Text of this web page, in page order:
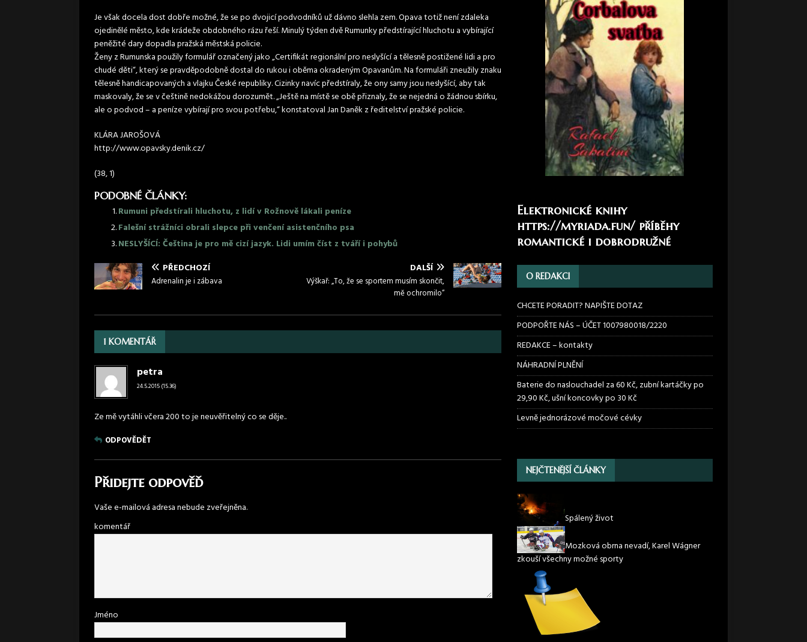
Je však docela dost dobře možné, že se po dvojicí podvodníků už dávno slehla zem. Opava totiž není zdaleka
ojedinělé město, kde krádeže obdobného rázu řeší. Minulý týden dvě Rumunky předstírající hluchotu a vybírající
peněžité dary dopadla pražská městská policie.
Ženy z Rumunska použily formulář označený jako „Certifikát regionální pro neslyšící a tělesně postižené lidi a pro
chudé děti“, který se pravděpodobně dostal do rukou i oběma okradeným Opavanům. Na formuláři zneužily znaku
tělesně handicapovaných a vlajku České republiky. Cizinky navíc předstíraly, že ony samy jsou neslyšící, aby tak
maskovaly, že se v češtině nedokážou dorozumět. „Ještě na místě se obě přiznaly, že se nejedná o žádnou sbírku,
ale o podvod – a peníze vybírají pro svou potřebu,“ konstatoval Jan Daněk z ředitelství pražské policie.
KLÁRA JAROŠOVÁ
http://www.opavsky.denik.cz/
(38, 1)
PODOBNÉ ČLÁNKY:
Rumuni předstírali hluchotu, z lidí v Rožnově lákali peníze
Falešní strážníci obrali slepce při venčení asistenčního psa
NESLYŠÍCÍ: Čeština je pro mě cizí jazyk. Lidi umím číst z tváří i pohybů
PŘEDCHOZÍ
Adrenalin je i zábava
DALŠÍ
Výškař: „To, že se sportem musím skončit,
mě ochromilo“
1 KOMENTÁŘ
petra
24.5.2015 (15.36)
Ze mě vytáhli včera 200 to je neuvěřitelný co se děje..
ODPOVĚDĚT
Přidejte odpověď
Vaše e-mailová adresa nebude zveřejněna.
komentář
Jméno
Elektronické knihy
https://myriada.fun/příběhy
romantické i dobrodružné
O REDAKCI
CHCETE PORADIT? NAPIŠTE DOTAZ
PODPOŘTE NÁS – ÚČET 1007980018/2220
REDAKCE – kontakty
NÁHRADNÍ PLNĚNÍ
Baterie do naslouchadel za 60 Kč, zubní kartáčky po
29,90 Kč, ušní koncovky po 30 Kč
Levně jednorázové močové cévky
NEJČTENĚJŠÍ ČLÁNKY
Spálený život
Mozková obrna nevadí, Karel Wágner
zkouší všechny možné sporty